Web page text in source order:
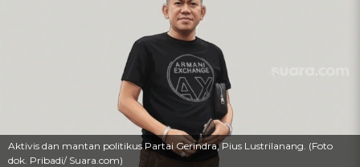
Aktivis dan mantan politikus Partai Gerindra, Pius Lustrilanang. (Foto
dok. Pribadi/ Suara.com)